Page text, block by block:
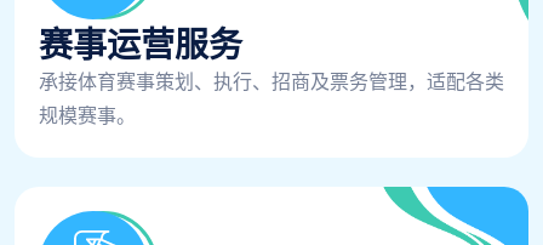
赛事运营服务
承接体育赛事策划、执行、招商及票务管理，适配各类
规模赛事。